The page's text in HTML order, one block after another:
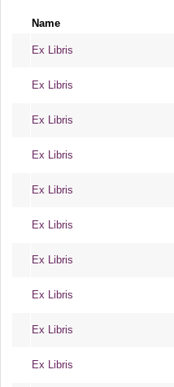
Name
Ex Libris
Ex Libris
Ex Libris
Ex Libris
Ex Libris
Ex Libris
Ex Libris
Ex Libris
Ex Libris
Ex Libris